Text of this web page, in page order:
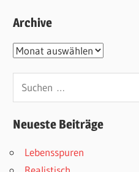
Archive
Archive
Suchen
nach:
Neueste Beiträge
Lebensspuren